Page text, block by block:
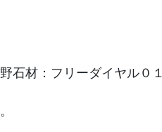
石材：フリーダイヤル０